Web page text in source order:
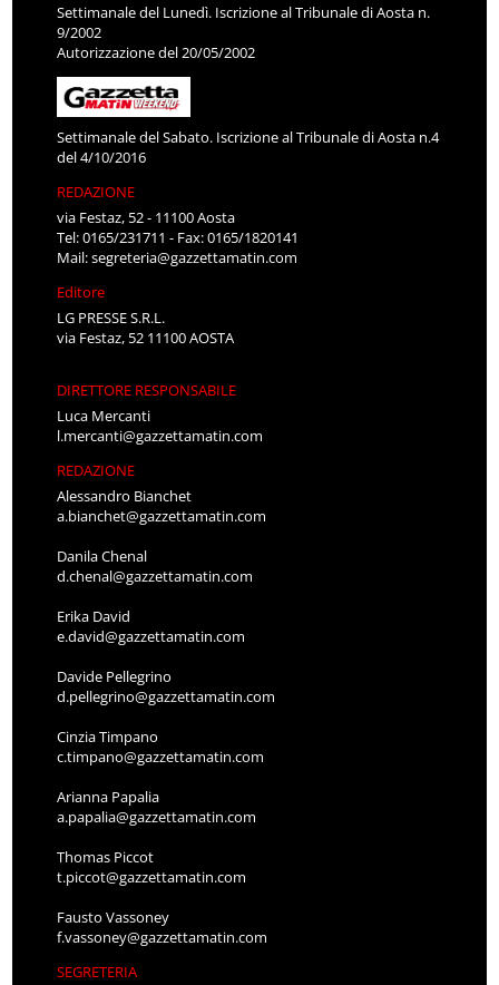
Settimanale del Lunedì. Iscrizione al Tribunale di Aosta n.
9/2002
Autorizzazione del 20/05/2002
Settimanale del Sabato. Iscrizione al Tribunale di Aosta n.4
del 4/10/2016
REDAZIONE
via Festaz, 52 - 11100 Aosta
Tel: 0165/231711 - Fax: 0165/1820141
Mail:segreteria@gazzettamatin.com
Editore
LG PRESSE S.R.L.
via Festaz, 52 11100 AOSTA
DIRETTORE RESPONSABILE
Luca Mercanti
l.mercanti@gazzettamatin.com
REDAZIONE
Alessandro Bianchet
a.bianchet@gazzettamatin.com
Danila Chenal
d.chenal@gazzettamatin.com
Erika David
e.david@gazzettamatin.com
Davide Pellegrino
d.pellegrino@gazzettamatin.com
Cinzia Timpano
c.timpano@gazzettamatin.com
Arianna Papalia
a.papalia@gazzettamatin.com
Thomas Piccot
t.piccot@gazzettamatin.com
Fausto Vassoney
f.vassoney@gazzettamatin.com
SEGRETERIA